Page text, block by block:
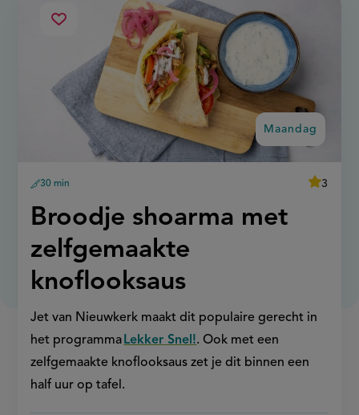
Maandag:
Broodje shoarma met
zelfgemaakte
knoflooksaus
Jet van Nieuwkerk maakt dit populaire gerecht in
het programma Lekker Snel!. Ook met een
zelfgemaakte knoflooksaus zet je dit binnen een
half uur op tafel.
voorbereidingstijd
30 min
average
3
Sla
broodje
zelfgemaakte
knoflooksaus
Maandag